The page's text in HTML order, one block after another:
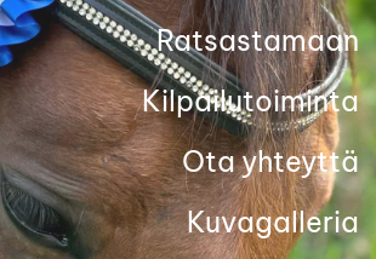
Ratsastamaan
Kilpailutoiminta
Ota yhteyttä
Kuvagalleria